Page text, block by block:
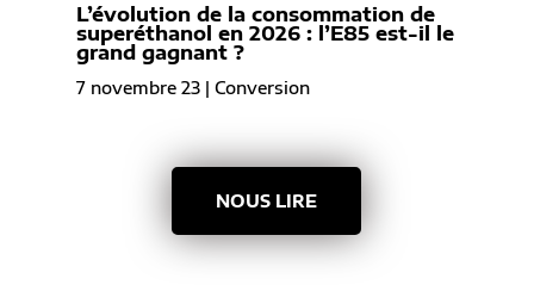
L’évolution de la consommation de
superéthanol en 2026 : l’E85 est-il le
grand gagnant ?
7 novembre 23| Conversion
NOUS LIRE